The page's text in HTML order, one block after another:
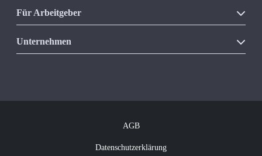
Für Arbeitgeber
Unsere Produkte
Unternehmen
AGB
Datenschutzerklärung